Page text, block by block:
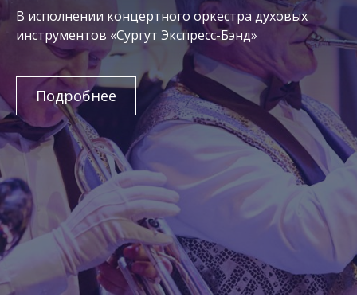
В исполнении концертного оркестра духовых
инструментов «Сургут Экспресс-Бэнд»
Подробнее